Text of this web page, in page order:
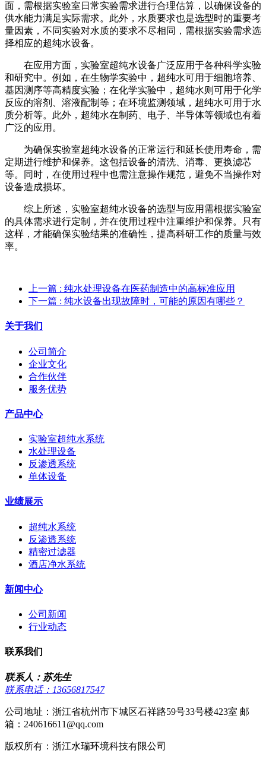
面，需根据实验室日常实验需求进行合理估算，以确保设备的
供水能力满足实际需求。此外，水质要求也是选型时的重要考
量因素，不同实验对水质的要求不尽相同，需根据实验需求选
择相应的超纯水设备。
在应用方面，实验室超纯水设备广泛应用于各种科学实验
和研究中。例如，在生物学实验中，超纯水可用于细胞培养、
基因测序等高精度实验；在化学实验中，超纯水则可用于化学
反应的溶剂、溶液配制等；在环境监测领域，超纯水可用于水
质分析等。此外，超纯水在制药、电子、半导体等领域也有着
广泛的应用。
为确保实验室超纯水设备的正常运行和延长使用寿命，需
定期进行维护和保养。这包括设备的清洗、消毒、更换滤芯
等。同时，在使用过程中也需注意操作规范，避免不当操作对
设备造成损坏。
综上所述，实验室超纯水设备的选型与应用需根据实验室
的具体需求进行定制，并在使用过程中注重维护和保养。只有
这样，才能确保实验结果的准确性，提高科研工作的质量与效
率。
上一篇 : 纯水处理设备在医药制造中的高标准应用
下一篇 : 纯水设备出现故障时，可能的原因有哪些？
关于我们
公司简介
企业文化
合作伙伴
服务优势
产品中心
实验室超纯水系统
水处理设备
反渗透系统
单体设备
业绩展示
超纯水系统
反渗透系统
精密过滤器
酒店净水系统
新闻中心
公司新闻
行业动态
联系我们
联系人：苏先生
联系电话：13656817547
公司地址：浙江省杭州市下城区石祥路59号33号楼423室 邮
箱：240616611@qq.com
版权所有：浙江水瑞环境科技有限公司